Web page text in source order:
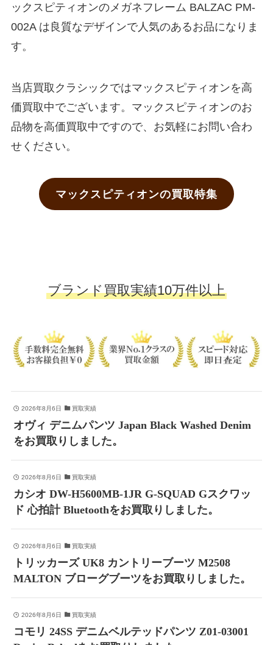
ックスピティオンのメガネフレーム BALZAC PM-
002A は良質なデザインで人気のあるお品になりま
す。
当店買取クラシックではマックスピティオンを高
価買取中でございます。マックスピティオンのお
品物を高価買取中ですので、お気軽にお問い合わ
せください。
マックスピティオンの買取特集
ブランド買取実績10万件以上
2026年8月6日 買取実績
オヴィ デニムパンツ Japan Black Washed Denim
をお買取りしました。
2026年8月6日 買取実績
カシオ DW-H5600MB-1JR G-SQUAD Gスクワッ
ド 心拍計 Bluetoothをお買取りしました。
2026年8月6日 買取実績
トリッカーズ UK8 カントリーブーツ M2508
MALTON ブローグブーツをお買取りしました。
2026年8月6日 買取実績
コモリ 24SS デニムベルテッドパンツ Z01-03001